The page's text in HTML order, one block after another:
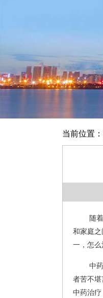
当前位置：
随
和家庭
一，怎么
中
者苦不
中药治疗